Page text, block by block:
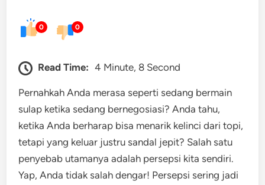
0 0
Read Time: 4 Minute, 8 Second
Pernahkah Anda merasa seperti sedang bermain
sulap ketika sedang bernegosiasi? Anda tahu,
ketika Anda berharap bisa menarik kelinci dari topi,
tetapi yang keluar justru sandal jepit? Salah satu
penyebab utamanya adalah persepsi kita sendiri.
Yap, Anda tidak salah dengar! Persepsi sering jadi